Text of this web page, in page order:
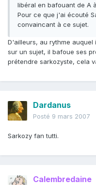
libéral en bafouant de A
Pour ce que j'ai écouté
convaincant à ce sujet.
D'ailleurs, au rythme
sur un sujet, il bafoue ses
prétendre sarkozyste, cela
Dardanus
Posté 9 mars 2007
Sarkozy fan tutti.
Calembredaine